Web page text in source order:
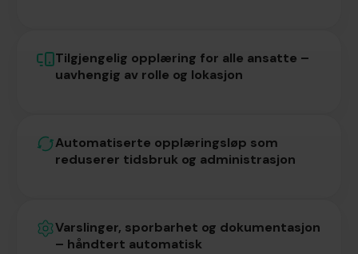
Tilgjengelig opplæring for alle ansatte –
uavhengig av rolle og lokasjon
Automatiserte opplæringsløp som
reduserer tidsbruk og administrasjon
Varslinger, sporbarhet og dokumentasjon
– håndtert automatisk